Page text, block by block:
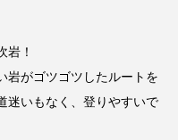
このヤロウMOVIE」
岩！
岩がゴツゴツしたルートを
迷いもなく、登りやすいで